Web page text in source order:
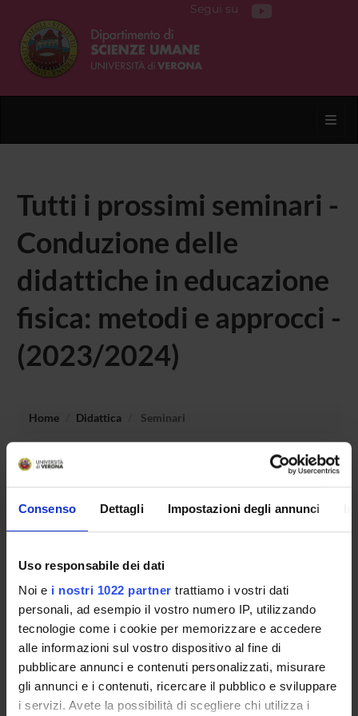
Consenso Dettagli Impostazioni degli annunci
Uso responsabile dei dati
Noi e i nostri 1022 partner trattiamo i vostri dati
personali, ad esempio il vostro numero IP, utilizzando
tecnologie come i cookie per memorizzare e accedere
alle informazioni sul vostro dispositivo al fine di
pubblicare annunci e contenuti personalizzati, misurare
gli annunci e i contenuti, ricercare il pubblico e sviluppare
i servizi. Avete la possibilità di scegliere chi utilizza i
Segui su
Tutti i prossimi seminari -
Conduzione delle
didattiche in educazione
fisica: metodi e approcci -
(2023/2024)
Home Didattica Seminari
Non è stato trovato alcun seminario relativo
all'insegnamento Conduzione delle didattiche in
educazione fisica: metodi e approcci.
OFFERTA FORMATIVA
CORSI DI STUDIO
DOTTORATI, MASTER E FORMAZIONE SUPERIORE
Contatti
Persone